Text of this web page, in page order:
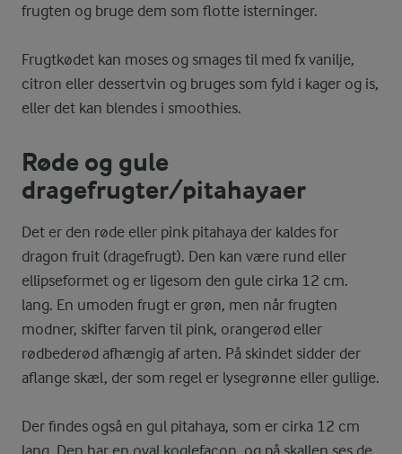
frugten og bruge dem som flotte isterninger.
Frugtkødet kan moses og smages til med fx vanilje,
citron eller dessertvin og bruges som fyld i kager og is,
eller det kan blendes i smoothies.
Røde og gule
dragefrugter/pitahayaer
Det er den røde eller pink pitahaya der kaldes for
dragon fruit (dragefrugt). Den kan være rund eller
ellipseformet og er ligesom den gule cirka 12 cm.
lang. En umoden frugt er grøn, men når frugten
modner, skifter farven til pink, orangerød eller
rødbederød afhængig af arten. På skindet sidder der
aflange skæl, der som regel er lysegrønne eller gullige.
Der findes også en gul pitahaya, som er cirka 12 cm
lang. Den har en oval koglefacon, og på skallen ses de